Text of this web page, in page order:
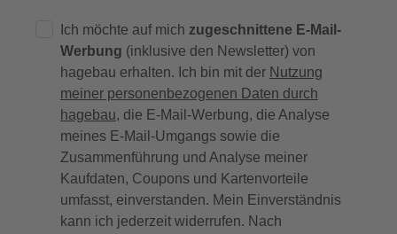
Ich möchte auf mich zugeschnittene E-Mail-
Werbung (inklusive den Newsletter) von
hagebau erhalten. Ich bin mit der Nutzung
meiner personenbezogenen Daten durch
hagebau, die E-Mail-Werbung, die Analyse
meines E-Mail-Umgangs sowie die
Zusammenführung und Analyse meiner
Kaufdaten, Coupons und Kartenvorteile
umfasst, einverstanden. Mein Einverständnis
kann ich jederzeit widerrufen. Nach